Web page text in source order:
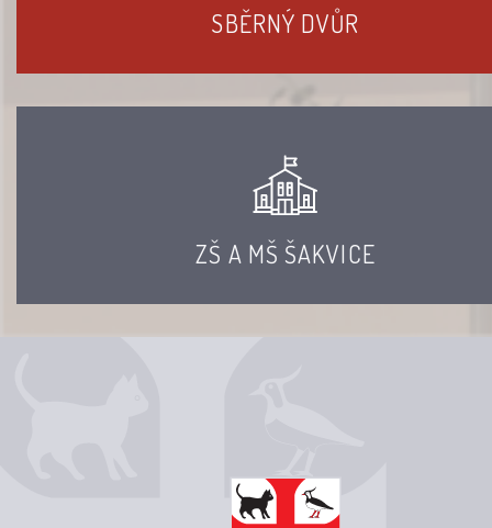
SBĚRNÝ DVŮR
ZŠ A MŠ ŠAKVICE